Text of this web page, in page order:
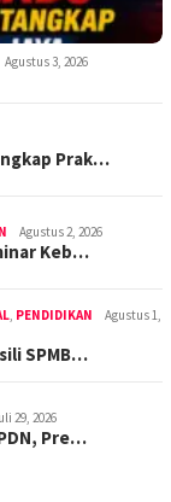
Agustus 3, 2026
Prak…
Agustus 2, 2026
Keb…
PENDIDIKAN
Agustus 1,
SPMB…
29, 2026
Pre…